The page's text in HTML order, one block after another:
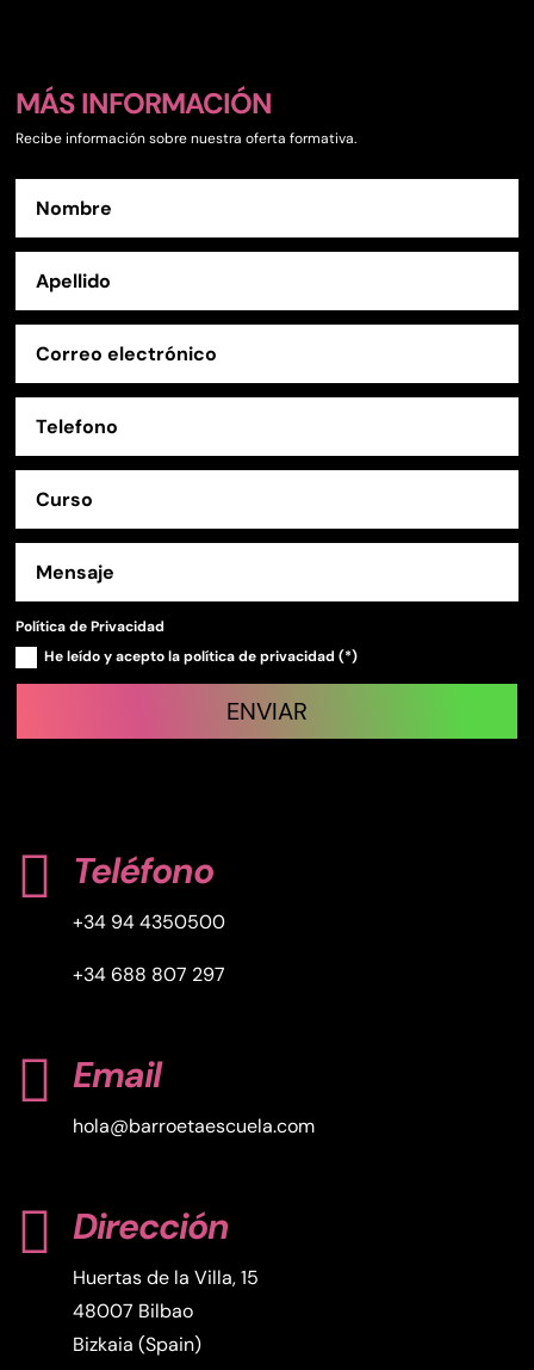
MÁS INFORMACIÓN
Recibe información sobre nuestra oferta formativa.
Política de Privacidad
He leído y acepto la política de privacidad (*)
ENVIAR
 Teléfono
+34 94 4350500
+34 688 807 297
 Email
hola@barroetaescuela.com
 Dirección
Huertas de la Villa, 15
48007 Bilbao
Bizkaia (Spain)